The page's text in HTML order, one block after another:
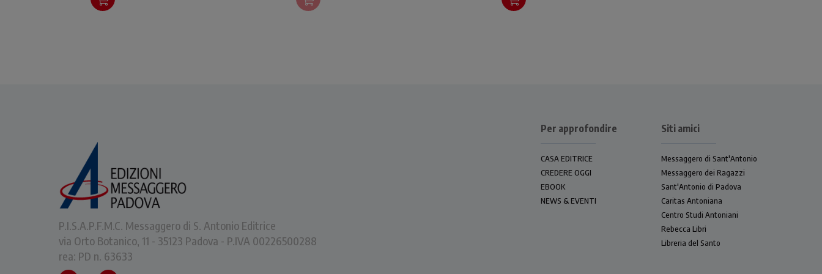
P.I.S.A.P.F.M.C. Messaggero di S. Antonio Editrice
via Orto Botanico, 11 - 35123 Padova - P.IVA 00226500288
rea: PD n. 63633
Per approfondire
CASA EDITRICE
CREDERE OGGI
EBOOK
NEWS & EVENTI
Siti amici
Messaggero di Sant'Antonio
Messaggero dei Ragazzi
Sant'Antonio di Padova
Caritas Antoniana
Centro Studi Antoniani
Rebecca Libri
Libreria del Santo